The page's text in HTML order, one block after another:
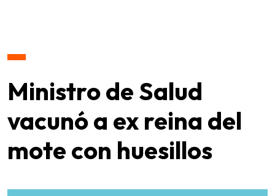
Ministro de Salud
vacunó a ex reina del
mote con huesillos